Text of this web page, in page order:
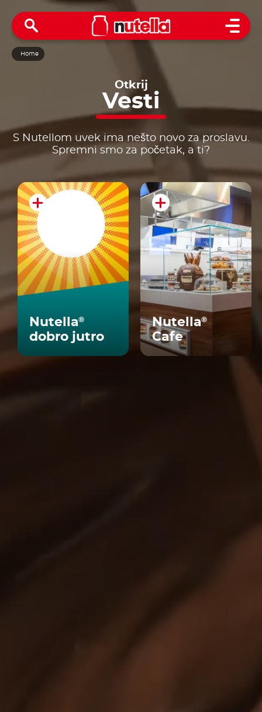
Open
Home
Otkrij
Vesti
S Nutellom uvek ima nešto novo za proslavu.
Spremni smo za početak, a ti?
Nutella®
dobro jutro
Nutella®
Cafe